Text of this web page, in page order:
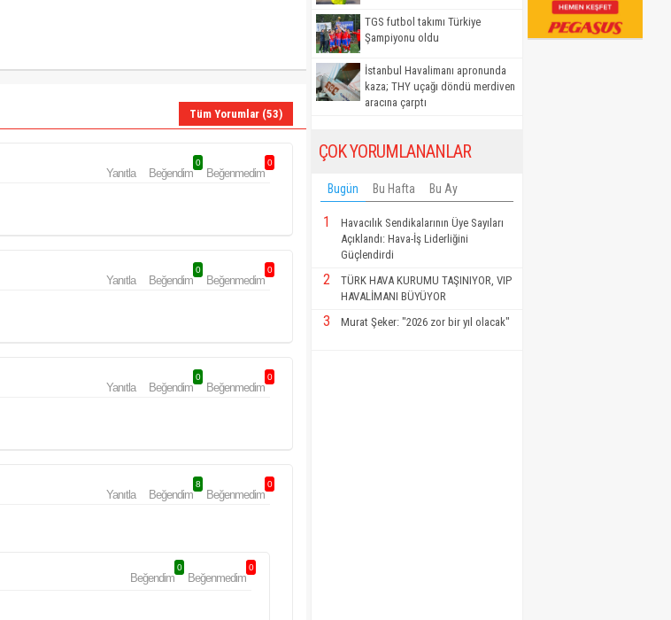
Tüm Yorumlar (53)
Yanıtla Beğendim
0
Beğenmedim
0
Yanıtla Beğendim
0
Beğenmedim
0
Yanıtla Beğendim
0
Beğenmedim
0
Yanıtla Beğendim
8
Beğenmedim
0
Beğendim
0
Beğenmedim
0
TGS futbol takımı Türkiye
Şampiyonu oldu
İstanbul Havalimanı apronunda
kaza; THY uçağı döndü merdiven
aracına çarptı
ÇOK YORUMLANANLAR
Bugün Bu Hafta Bu Ay
1
Havacılık Sendikalarının Üye Sayıları
Açıklandı: Hava-İş Liderliğini
Güçlendirdi
2
TÜRK HAVA KURUMU TAŞINIYOR, VIP
HAVALİMANI BÜYÜYOR
3 Murat Şeker: "2026 zor bir yıl olacak"